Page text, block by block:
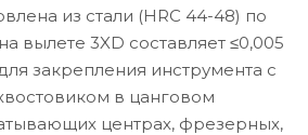
из стали (HRC 44-48) по
вылете 3XD составляет ≤0,005
закрепления инструмента с
в цанговом
центрах, фрезерных,